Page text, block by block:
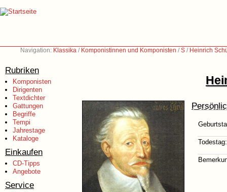
Navigation: Klassika / Komponistinnen und Komponisten /S / Heinrich
Rubriken
Komponisten
Dirigenten
Textdichter
Gattungen
Begriffe
Tempi
Jahrestage
Kataloge
Einkaufen
CD-Tipps
Angebote
Service
Todestag: